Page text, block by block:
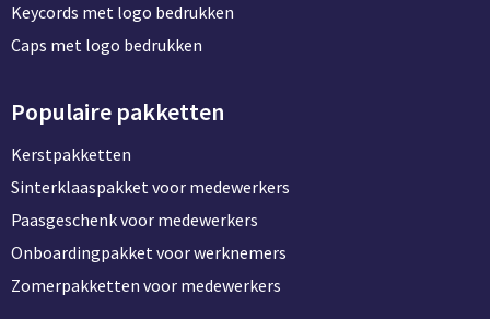
Keycords met logo bedrukken
Caps met logo bedrukken
Populaire pakketten
Kerstpakketten
Sinterklaaspakket voor medewerkers
Paasgeschenk voor medewerkers
Onboardingpakket voor werknemers
Zomerpakketten voor medewerkers